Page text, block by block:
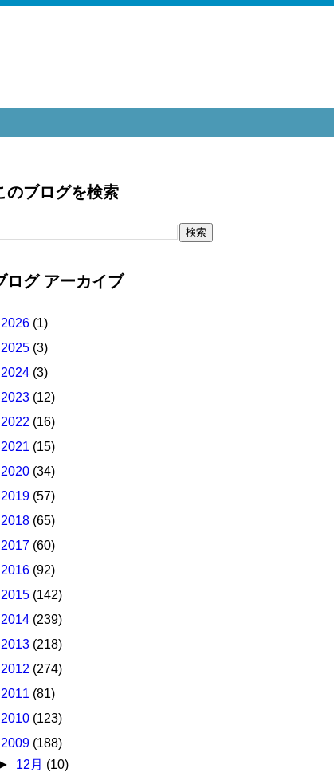
のブログを検索
ログ アーカイブ
2026 (1)
2025 (3)
2024 (3)
2023 (12)
2022 (16)
2021 (15)
2020 (34)
2019 (57)
2018 (65)
2017 (60)
2016 (92)
2015 (142)
2014 (239)
2013 (218)
2012 (274)
2011 (81)
2010 (123)
2009 (188)
► 12月 (10)